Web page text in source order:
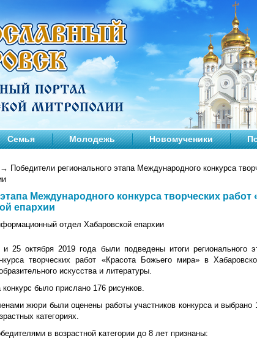
Семья Молодежь Новомученики
→ Победители регионального этапа Международного конкурса
Международного конкурса творческих работ
епархии
отдел Хабаровской епархии
и 25 октября 2019 года были подведены итоги регионального
творческих работ «Красота Божьего мира» в
искусства и литературы.
конкурс было прислано 176 рисунков.
жюри были оценены работы участников конкурса и выбрано
категориях.
в возрастной категории до 8 лет признаны: